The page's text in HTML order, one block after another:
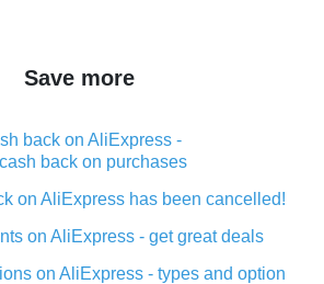
Save more
back on AliExpress -
back on purchases
on AliExpress has been cancelled!
on AliExpress - get great deals
on AliExpress - types and option